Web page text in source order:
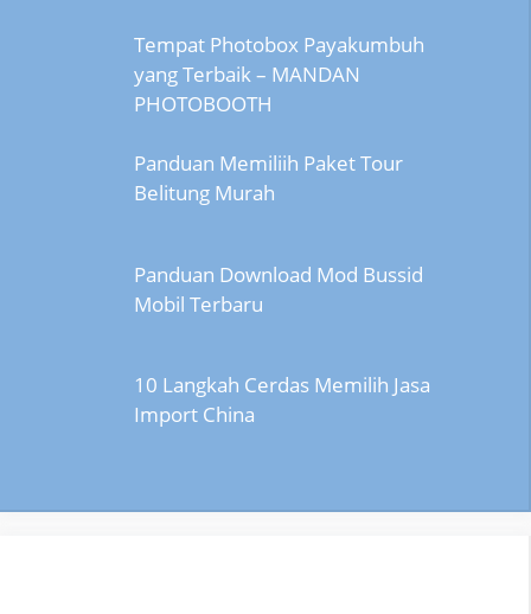
Tempat Photobox Payakumbuh
yang Terbaik – MANDAN
PHOTOBOOTH
Panduan Memiliih Paket Tour
Belitung Murah
Panduan Download Mod Bussid
Mobil Terbaru
10 Langkah Cerdas Memilih Jasa
Import China